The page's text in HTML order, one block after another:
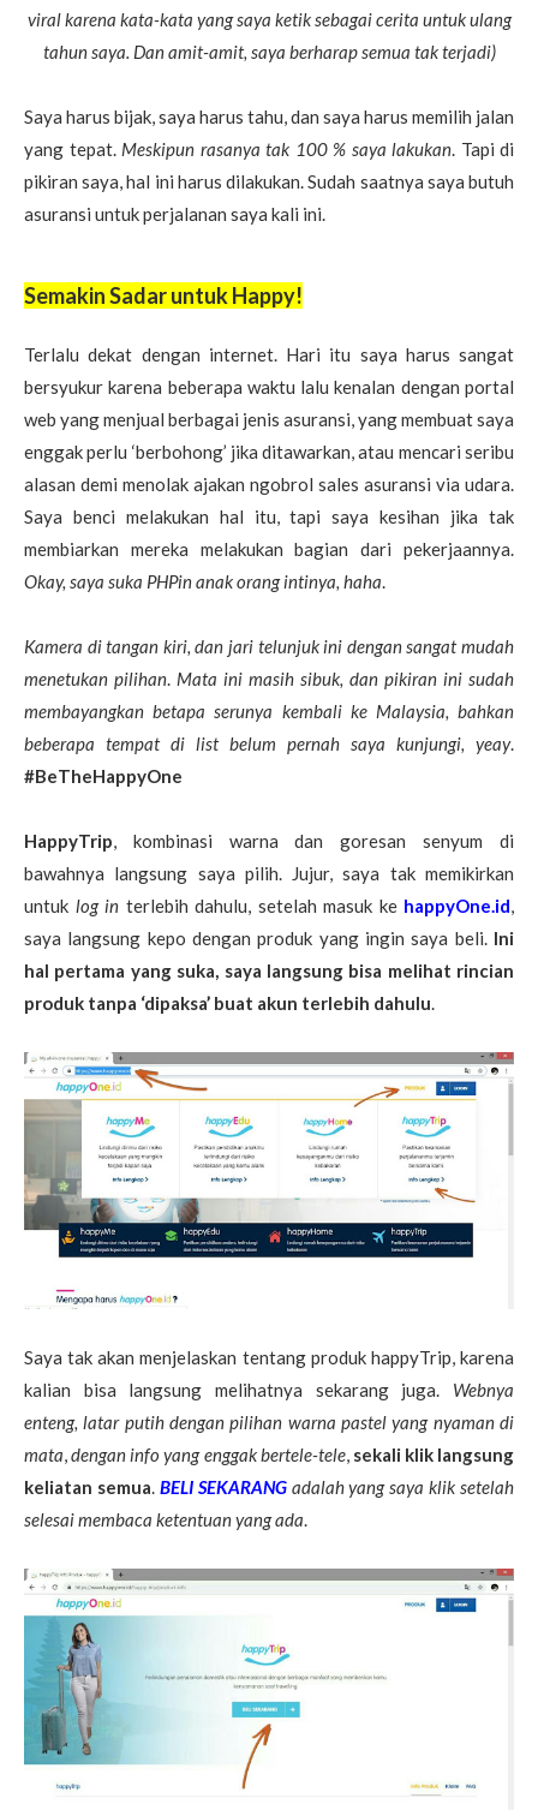
viral karena kata-kata yang saya ketik sebagai cerita untuk ulang
tahun saya. Dan amit-amit, saya berharap semua tak terjadi)
Saya harus bijak, saya harus tahu, dan saya harus memilih jalan
yang tepat. Meskipun rasanya tak 100 % saya lakukan. Tapi di
pikiran saya, hal ini harus dilakukan. Sudah saatnya saya butuh
asuransi untuk perjalanan saya kali ini.
Semakin Sadar untuk Happy!
Terlalu dekat dengan internet. Hari itu saya harus sangat
bersyukur karena beberapa waktu lalu kenalan dengan portal
web yang menjual berbagai jenis asuransi, yang membuat saya
enggak perlu ‘berbohong’ jika ditawarkan, atau mencari seribu
alasan demi menolak ajakan ngobrol sales asuransi via udara.
Saya benci melakukan hal itu, tapi saya kesihan jika tak
membiarkan mereka melakukan bagian dari pekerjaannya.
Okay, saya suka PHPin anak orang intinya, haha.
Kamera di tangan kiri, dan jari telunjuk ini dengan sangat mudah
menetukan pilihan. Mata ini masih sibuk, dan pikiran ini sudah
membayangkan betapa serunya kembali ke Malaysia, bahkan
beberapa tempat di list belum pernah saya kunjungi, yeay.
#BeTheHappyOne
HappyTrip, kombinasi warna dan goresan senyum di
bawahnya langsung saya pilih. Jujur, saya tak memikirkan
untuk log in terlebih dahulu, setelah masuk ke happyOne.id,
saya langsung kepo dengan produk yang ingin saya beli. Ini
hal pertama yang suka, saya langsung bisa melihat rincian
produk tanpa ‘dipaksa’ buat akun terlebih dahulu.
Saya tak akan menjelaskan tentang produk happyTrip, karena
kalian bisa langsung melihatnya sekarang juga. Webnya
enteng, latar putih dengan pilihan warna pastel yang nyaman di
mata,dengan info yang enggak bertele-tele, sekali klik langsung
keliatan semua. BELI SEKARANGadalah yang saya klik setelah
selesai membaca ketentuan yang ada.